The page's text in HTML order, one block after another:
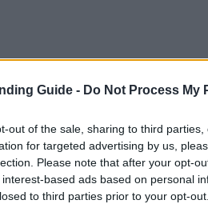
Guide - Do Not Process My
out of the sale, sharing to third
for targeted advertising by us,
Please note that after your opt-
based ads based on personal
to third parties prior to your opt-
of Europe